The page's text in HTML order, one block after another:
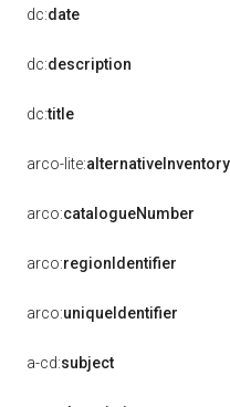
dc:date
dc:description
dc:title
arco-lite:
arco:catalogueNumber
arco:regionIdentifier
arco:uniqueIdentifier
a-cd:subject